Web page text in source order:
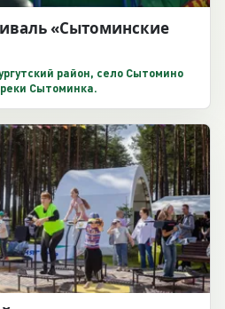
«Сытоминские
район, село Сытомино
Сытоминка.